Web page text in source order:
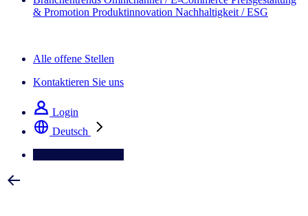
& Promotion Produktinnovation Nachhaltigkeit / ESG
Alle offene Stellen
Kontaktieren Sie uns
Login
Deutsch